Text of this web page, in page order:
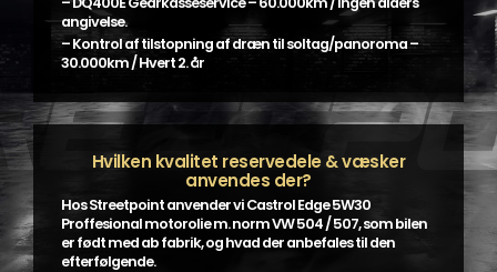
angivelse.
– Kontrol af tilstopning af dræn til soltag/panoroma –
30.000km / Hvert 2. år
Hvilken kvalitet reservedele & væsker
anvendes der?
Hos Streetpoint anvender vi Castrol Edge 5W30
Proffesional motorolie m. norm VW 504 / 507, som bilen
er født med ab fabrik, og hvad der anbefales til den
efterfølgende.